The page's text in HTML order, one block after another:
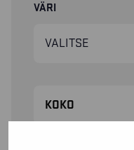
VÄRI
KOKO